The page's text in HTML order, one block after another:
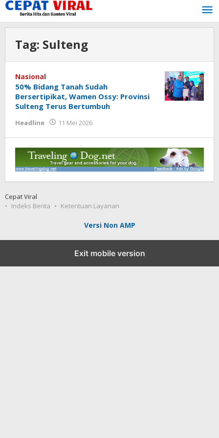
Lewati
konten
Tag: Sulteng
Nasional
50% Bidang Tanah Sudah
Bersertipikat, Wamen Ossy: Provinsi
Sulteng Terus Bertumbuh
Headline 11 Mei 2026
Viral
Cepat Viral
Indeks Berita
Ketentuan Layanan
Versi Non AMP
Exit mobile version